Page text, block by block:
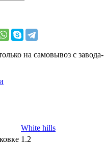
на самовывоз с завода-
White hills
1.2